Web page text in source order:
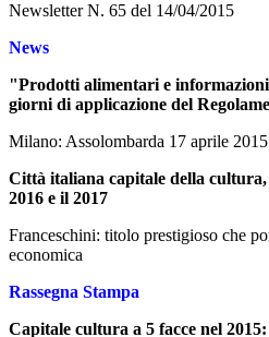
Newsletter N. 65 del 14/04/2015
News
"Prodotti alimentari e
giorni di applicazione del
Milano: Assolombarda 17 aprile 2015
Città italiana capitale della
2016 e il 2017
Franceschini: titolo prestigioso che
economica
Rassegna Stampa
Capitale cultura a 5 facce nel